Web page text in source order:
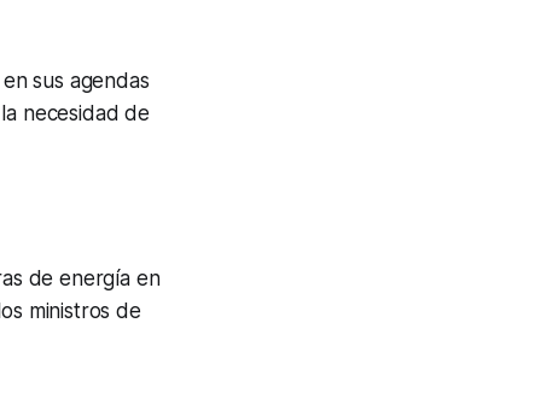
sus agendas
necesidad de
de energía en
ministros de